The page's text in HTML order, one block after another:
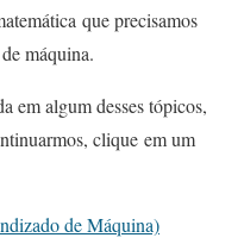
que precisamos
máquina.
em algum desses tópicos,
clique em um
de Máquina)